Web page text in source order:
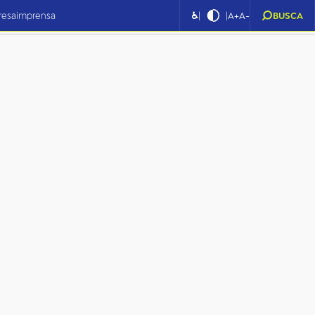
imprensa ♿| |A+A- BUSCA